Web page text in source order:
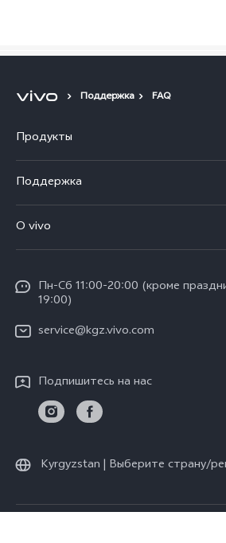
Поддержка FAQ
Продукты
V25e
Y02
Y35
Поддержка
Funtouch OS
IMEI аутентификация
Обновление системы
Инструкции по гарантии vivo
O vivo
Пресс Центр
Юридическая информация
Стабильность
Центр конфиденциальности vivo
Пн-Сб 11:00-20:00 (кроме
19:00)
service@kgz.vivo.com
Подпишитесь на нас
Kyrgyzstan | Выберите страну/